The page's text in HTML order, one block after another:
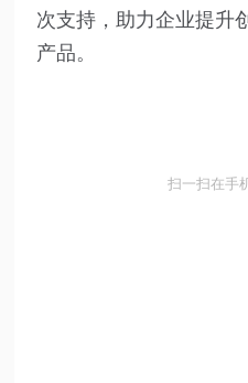
次支持，助力企业提升
产品。
扫一扫在手